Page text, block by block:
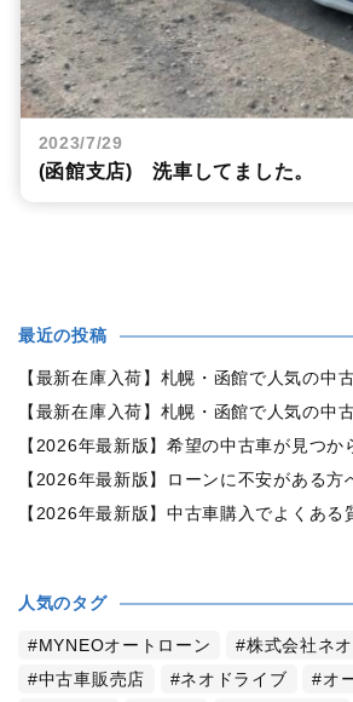
2023/7/29
(函館支店) 洗車してました。
最近の投稿
人気のタグ
MYNEOオートローン
株式会社ネ
中古車販売店
ネオドライブ
オ